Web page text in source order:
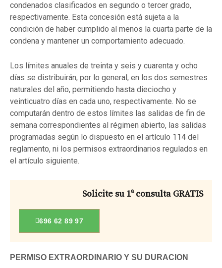
condenados clasificados en segundo o tercer grado,
respectivamente. Esta concesión está sujeta a la
condición de haber cumplido al menos la cuarta parte de la
condena y mantener un comportamiento adecuado.
Los límites anuales de treinta y seis y cuarenta y ocho
días se distribuirán, por lo general, en los dos semestres
naturales del año, permitiendo hasta dieciocho y
veinticuatro días en cada uno, respectivamente. No se
computarán dentro de estos límites las salidas de fin de
semana correspondientes al régimen abierto, las salidas
programadas según lo dispuesto en el artículo 114 del
reglamento, ni los permisos extraordinarios regulados en
el artículo siguiente.
Solicite su 1ª consulta GRATIS
696 62 89 97
PERMISO EXTRAORDINARIO Y SU DURACION